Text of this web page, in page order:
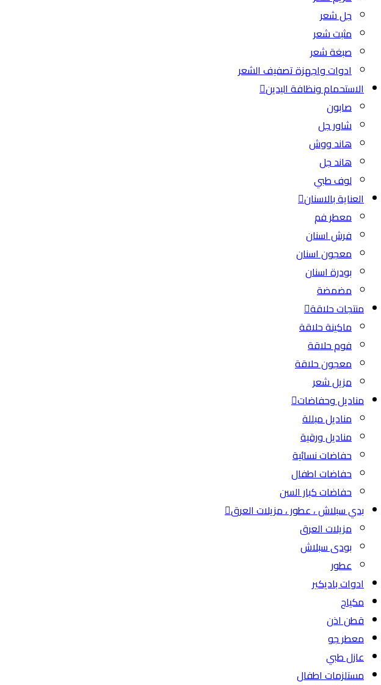
جل شعر
مثبت شعر
صبغة شعر
ادوات واجهزة تصفيف الشعر
الاستحمام ونظافة اليدين
صابون
شاور جل
هاند ووش
هاند جل
لوف طبي
العناية بالاسنان
معطر فم
فرش اسنان
معجون اسنان
بودرة اسنان
مضمضة
منتجات حلاقة
ماكينة حلاقة
فوم حلاقة
معجون حلاقة
مزيل شعر
مناديل وحفاضات
مناديل مبللة
مناديل ورقية
حفاضات نسائية
حفاضات اطفال
حفاضات كبار السن
بدي سبلاش ، عطور ، مزيلات العرق
مزيلات العرق
بودى سبلاش
عطور
ادوات باديكير
مكياج
قطن اذن
معطر جو
عازل طبي
مستلزمات اطفال